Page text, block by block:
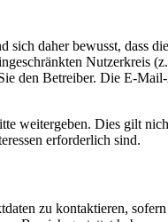
daher bewusst,
Nutzerkreis
den Betreiber. Die E-
weitergeben. Dies gilt
erforderlich sind.
zu kontaktieren,